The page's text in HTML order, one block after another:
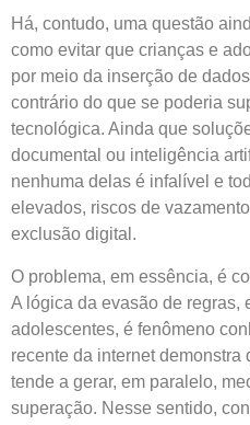
Há, contudo, uma questão
como evitar que crianças e
por meio da inserção de
contrário do que se poderia
tecnológica. Ainda que
documental ou inteligência
nenhuma delas é infalível e
elevados, riscos de
exclusão digital.
O problema, em essência, é
A lógica da evasão de regras,
adolescentes, é fenômeno
recente da internet demonstra
tende a gerar, em paralelo,
superação. Nesse sentido,